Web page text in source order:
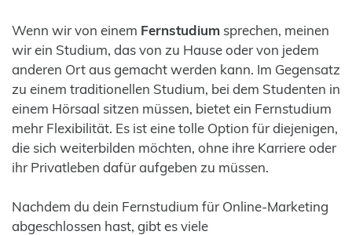
Wenn wir von einem Fernstudium sprechen, meinen
wir ein Studium, das von zu Hause oder von jedem
anderen Ort aus gemacht werden kann. Im Gegensatz
zu einem traditionellen Studium, bei dem Studenten in
einem Hörsaal sitzen müssen, bietet ein Fernstudium
mehr Flexibilität. Es ist eine tolle Option für diejenigen,
die sich weiterbilden möchten, ohne ihre Karriere oder
ihr Privatleben dafür aufgeben zu müssen.
Nachdem du dein Fernstudium für Online-Marketing
abgeschlossen hast, gibt es viele